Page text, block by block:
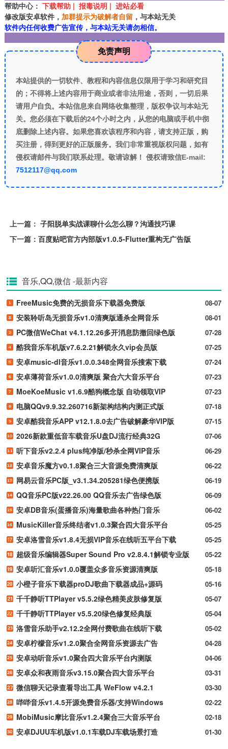
帮助中心： 下载帮助 | 报毒说明 | 进站必看
修改版安卓软件， 加群提示为破解者自留 ，与本站无关
软件内任何收费广告宣传，与本站无关请勿相信。
免责声明
本站提供的一切软件、教程和内容信息仅限用于学习和研究目
的；不得将上述内容用于商业或者非法用途，否则，一切后果
请用户自负。本站信息来自网络收集整理，版权争议与本站无
关。您必须在下载后的24个小时之内，从您的电脑或手机中彻
底删除上述内容。如果您喜欢该程序和内容，请支持正版，购
买注册，得到更好的正版服务。我们非常重视版权问题，如有
侵权请邮件与我们联系处理。敬请谅解！ 侵权请致信E-mail:
7512117@qq.com
上一篇： 子阳脱单实战课聊什么怎么聊？沟通技巧课
下一篇： 百度贴吧官方内部版v1.0.5-Flutter重构无广告版
音乐,QQ,微信-最新内容
08-07
FreeMusic免费的无损音乐下载器免费版
08-01
安装聆听岛无损音乐v1.0清爽版通杀全网音乐
07-28
PC微信WeChat v4.1.12.26多开消息防撤回绿色版
07-25
酷我音乐车机版v7.6.2.21解锁永久vip会员版
07-24
安卓music-dl音乐v1.0.0.348全网音乐搜索下载
07-23
安卓薄荷音乐v1.0.0清爽版 聚合六大音乐平台
07-23
MoeKoeMusic v1.6.9酷狗概念版 自动领取VIP
07-18
电脑QQv9.9.32.260716新架构结构内测正式版
07-15
安卓酷我音乐APP v12.1.8.0去广告破解豪华VIP版
07-06
2026新款重低音车载音乐U盘DJ流行经典32G
06-29
听下音乐v2.2.4 plus纯净版/秒杀全网VIP音乐
06-22
安卓音乐魔方v0.1.8聚合三大音源免费清爽版
06-19
网易云音乐PC版_v3.1.34.205281绿色便携版
06-09
QQ音乐PC版v22.26.00 QQ音乐去广告绿色版
06-02
安卓DB音乐(蛋播音乐)海量歌曲各种热门音乐
05-25
MusicKiller音乐终结者v1.0.3聚合四大音乐平台
05-25
安卓洛雪音乐v1.8.4无损VIP音乐在线听五平台下载
05-22
超级音乐编辑器Super Sound Pro v2.8.4.1解锁专业版
05-18
安卓听汇音乐v1.0.0覆盖众多音乐资源清爽版
05-16
小橙子音乐下载器proDJ歌曲下载器成品+源码
05-07
千千静听TTPlayer v5.5.2绿色精美皮肤修复版
05-04
千千静听TTPlayer v5.5.20绿色修复经典版
05-02
洛雪音乐助手v2.12.2全网付费歌曲在线听下载
04-28
安卓柠檬音乐v1.2.0聚合全网音乐资源去广告
04-06
安卓动听音乐v1.0聚合四大音乐平台内测版
03-31
安卓众和夜雨音乐v3.15.0聚合四大音乐平台
03-30
微信聊天记录查看导出工具 WeFlow v4.2.1
02-22
哔哔音乐v1.4.5开源免费音乐器/支持Windows
02-18
MobiMusic摩比音乐v1.2.4聚合三大音乐平台
01-30
安卓DJUU车机版v1.0.1车载DJ车载场景打造